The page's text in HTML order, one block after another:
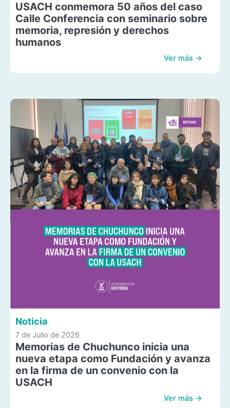
USACH conmemora 50 años del caso
Calle Conferencia con seminario sobre
memoria, represión y derechos
humanos
Ver más →
Noticia
7 de Julio de 2026
Memorias de Chuchunco inicia una
nueva etapa como Fundación y avanza
en la firma de un convenio con la
USACH
Ver más →